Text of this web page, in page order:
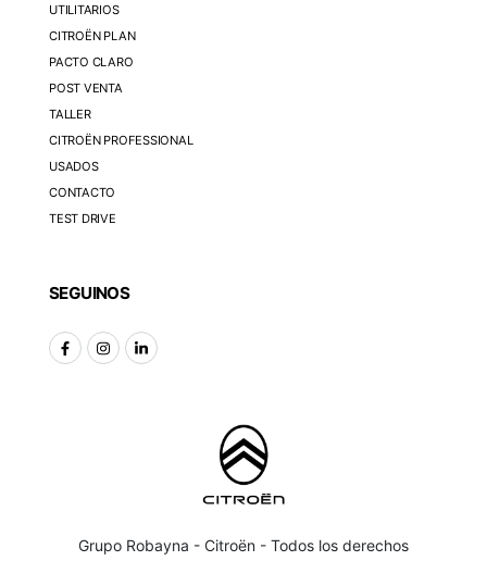
UTILITARIOS
CITROËN PLAN
PACTO CLARO
POST VENTA
TALLER
CITROËN PROFESSIONAL
USADOS
CONTACTO
TEST DRIVE
SEGUINOS
Grupo Robayna - Citroën - Todos los derechos